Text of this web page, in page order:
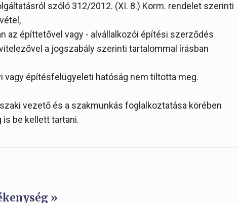
szóló 312/2012. (XI. 8.) Korm. rendelet szerinti
az építtetővel vagy - alvállalkozói építési szerződés
a jogszabály szerinti tartalommal írásban
vagy építésfelügyeleti hatóság nem tiltotta meg.
vezető és a szakmunkás foglalkoztatása körében
is be kellett tartani.
»